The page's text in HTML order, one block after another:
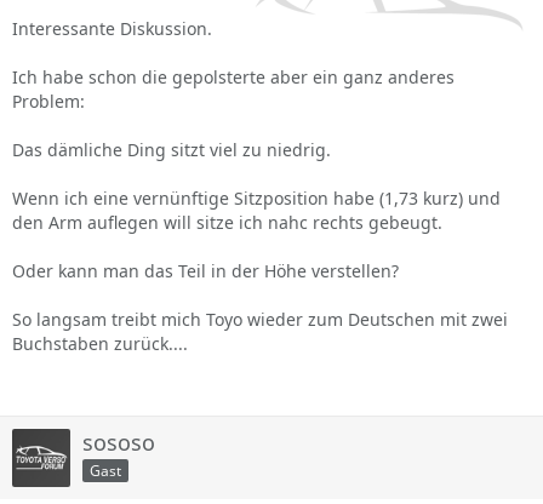
Interessante Diskussion.
Ich habe schon die gepolsterte aber ein ganz anderes
Problem:
Das dämliche Ding sitzt viel zu niedrig.
Wenn ich eine vernünftige Sitzposition habe (1,73 kurz) und
den Arm auflegen will sitze ich nahc rechts gebeugt.
Oder kann man das Teil in der Höhe verstellen?
So langsam treibt mich Toyo wieder zum Deutschen mit zwei
Buchstaben zurück....
sososo
Gast